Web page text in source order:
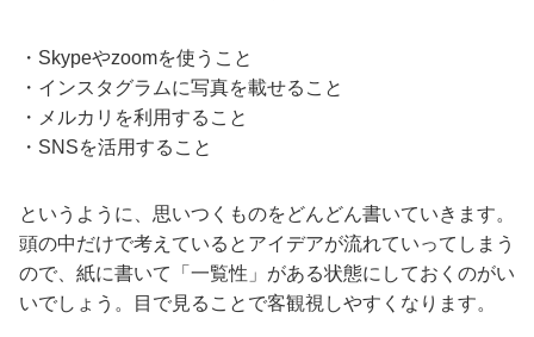
・Skypeやzoomを使うこと
・インスタグラムに写真を載せること
・メルカリを利用すること
・SNSを活用すること
というように、思いつくものをどんどん書いていきます。
頭の中だけで考えているとアイデアが流れていってしまう
ので、紙に書いて「一覧性」がある状態にしておくのがい
いでしょう。目で見ることで客観視しやすくなります。